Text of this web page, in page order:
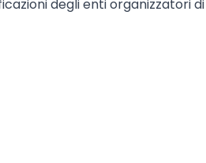
degli enti organizzatori di